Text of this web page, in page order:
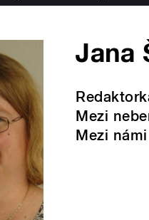
Jana
Mezi
Mezi námi